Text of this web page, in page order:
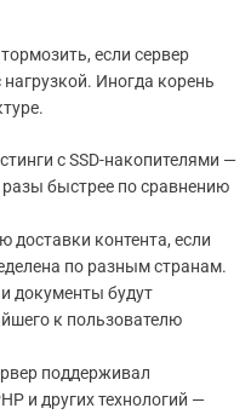
если сервер
Иногда корень
с SSD-накопителями —
разы быстрее по сравнению
доставки контента, если
по разным странам.
документы будут
к пользователю
поддерживал
и других технологий —